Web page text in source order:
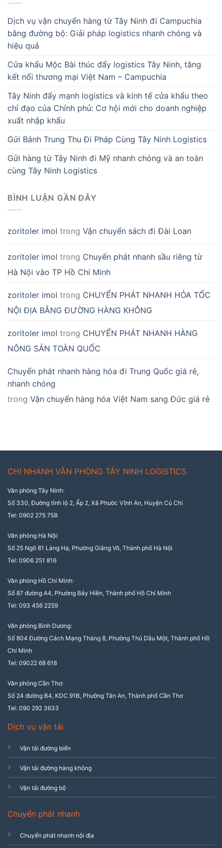
Dịch vụ vận chuyển hàng từ Tây Ninh đi Campuchia
bằng đường bộ: Giải pháp logistics nhanh chóng và
hiệu quả
Cửa khẩu Mộc Bài thúc đẩy logistics Tây Ninh, tăng
kết nối thương mại Việt Nam – Campuchia
Tây Ninh đẩy mạnh logistics và kinh tế cửa khẩu theo
chỉ đạo của Chính phủ: Cơ hội mới cho doanh nghiệp
xuất nhập khẩu
Gửi Bánh Trung Thu Đi Pháp Cùng Tây Ninh Logistics
Gửi hàng từ Tây Ninh đi Mỹ nhanh chóng và an toàn
cùng Tây Ninh Logistics
BÌNH LUẬN GẦN ĐÂY
zoritoler imol trong Vận chuyển sách đi Đài Loan
zoritoler imol trong Chuyển phát nhanh sầu riêng từ
Hà Nội vào TP Hồ Chí Minh
zoritoler imol trong CHUYỂN PHÁT NHANH HỎA TỐC
NỘI ĐỊA BẰNG ĐƯỜNG HÀNG KHÔNG
zoritoler imol trong CHUYỂN PHÁT NHANH HÀNG
NÔNG SẢN TOÀN QUỐC
Chuyển phát nhanh hàng hóa đi Trung Quốc giá rẻ,
nhanh chóng
trong Vận chuyển hàng hóa Việt Nam sang Đức giá rẻ
CHI NHÁNH VĂN PHÒNG TÂY NINH LOGISTICS
Văn phòng Tây Ninh:
Số 330, Đường tỉnh lộ 2, Ấp 2, Xã Phước Vĩnh An, Huyện Củ Chi
Tel: 0902 275 758
Văn phòng Hà Nội:
Số 25 Ngõ 81 Láng Hạ, Phường Giảng Võ, Thành phố Hà Nội
Tel: 0906 251 816
Văn phòng Hồ Chí Minh:
Số 87 đường A4, Phường Bảy Hiền, Thành phố Hồ Chí Minh
Tel: 093 456 2259
Văn phòng Bình Dương:
Số 804 Đường Cách Mạng Tháng 8, Phường Thủ Dầu Một, Thành phố Hồ
Chí Minh
Tel: 09022 68 618
Văn phòng Cần Thơ:
Số 24 đường B4, KDC 91B, Phường Tân An, Thành phố Cần Thơ
Tel: 090 292 3633
Dịch vụ vận tải
Vận tải đường biển
Vận tải đường hàng không
Vận tải đường bộ
Chuyển phát nhanh
Chuyển phát nhanh nội địa